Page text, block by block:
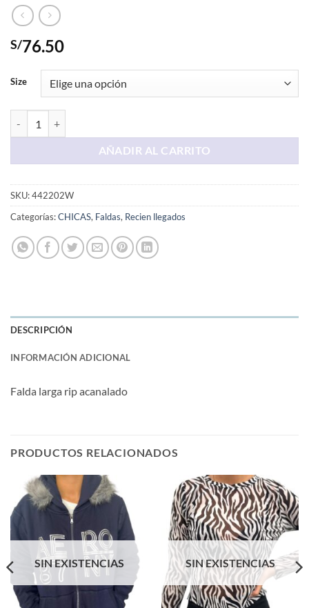
S/76.50
Size
AÑADIR AL CARRITO
SKU:442202W
Categorías:CHICAS, Faldas, Recien llegados
DESCRIPCIÓN
INFORMACIÓN ADICIONAL
Falda larga rip acanalado
PRODUCTOS RELACIONADOS
SIN EXISTENCIAS SIN EXISTENCIAS